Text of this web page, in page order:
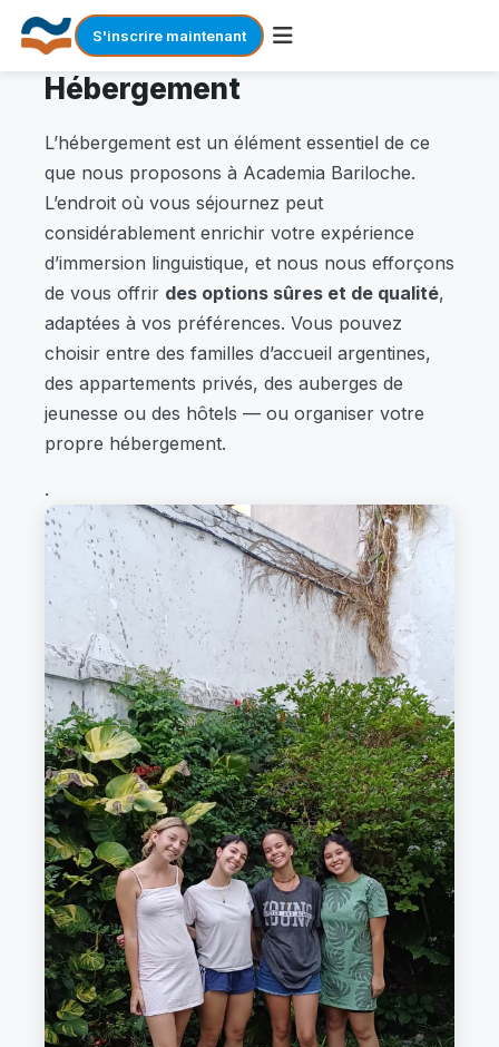
S'inscrire maintenant
content
Hébergement
L’hébergement est un élément essentiel de ce
que nous proposons à Academia Bariloche.
L’endroit où vous séjournez peut
considérablement enrichir votre expérience
d’immersion linguistique, et nous nous efforçons
de vous offrir des options sûres et de qualité,
adaptées à vos préférences. Vous pouvez
choisir entre des familles d’accueil argentines,
des appartements privés, des auberges de
jeunesse ou des hôtels — ou organiser votre
propre hébergement.
.